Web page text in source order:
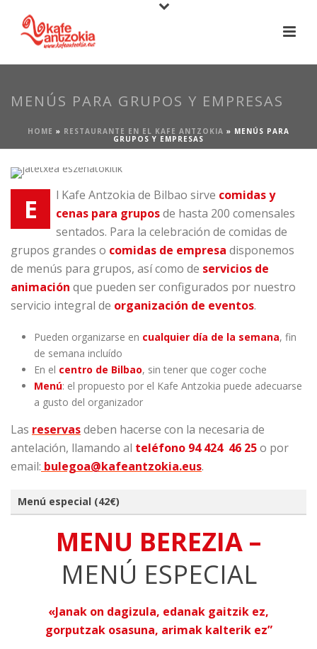
MENÚS PARA GRUPOS Y EMPRESAS
HOME » RESTAURANTE EN EL KAFE ANTZOKIA » MENÚS PARA
GRUPOS Y EMPRESAS
E l Kafe Antzokia de Bilbao sirve comidas y
cenas para gruposde hasta 200 comensales
sentados. Para la celebración de comidas de
grupos grandes o comidas de empresa disponemos
de menús para grupos, así como de servicios de
animación que pueden ser configurados por nuestro
servicio integral de organización de eventos.
Pueden organizarse en cualquier día de la semana, fin
de semana incluído
En el centro de Bilbao, sin tener que coger coche
Menú: el propuesto por el Kafe Antzokia puede adecuarse
a gusto del organizador
Las reservasdeben hacerse con la necesaria de
antelación, llamando al teléfono 94 424 46 25o por
email: bulegoa@kafeantzokia.eus.
Menú especial (42€)
MENU BEREZIA –
MENÚ ESPECIAL
«Janak on dagizula, edanak gaitzik ez,
gorputzak osasuna, arimak kalterik ez”